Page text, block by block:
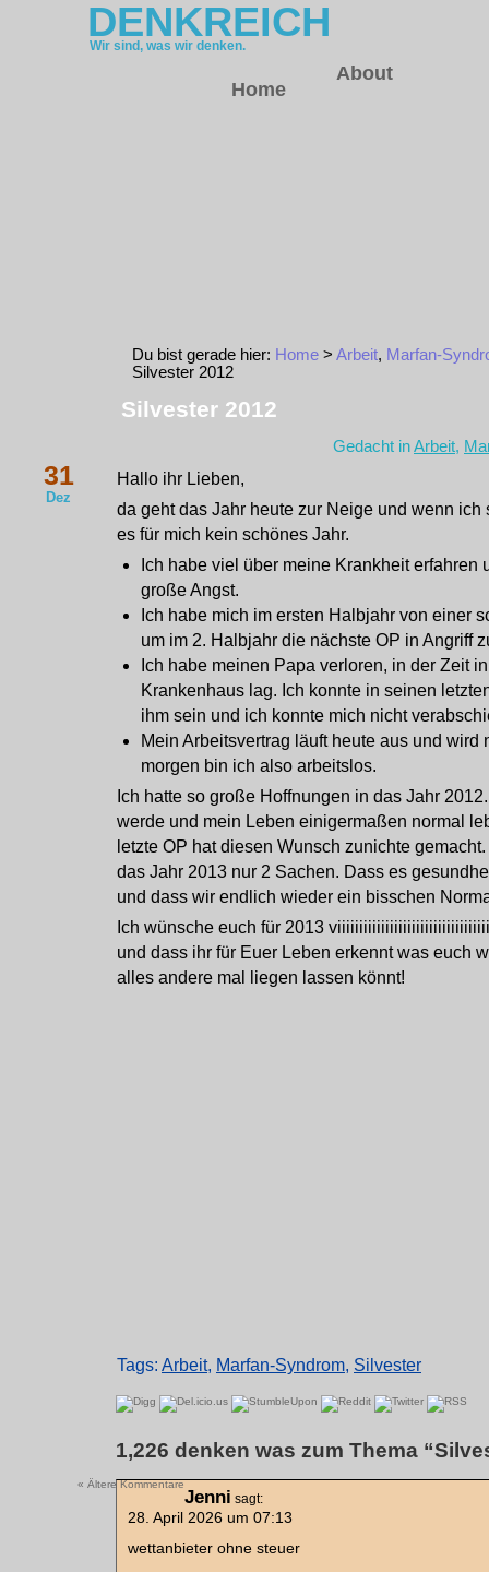
DENKREICH
Wir sind, was wir denken.
Home
About
Du bist gerade hier: Home > Arbeit, Marfan-
Silvester 2012
Silvester 2012
Gedacht inArbeit,
31
Dez
Hallo ihr Lieben,
da geht das Jahr heute zur Neige und wenn ich
es für mich kein schönes Jahr.
Ich habe viel über meine Krankheit erfahren
große Angst.
Ich habe mich im ersten Halbjahr von einer
um im 2. Halbjahr die nächste OP in Angriff
Ich habe meinen Papa verloren, in der Zeit
Krankenhaus lag. Ich konnte in seinen
ihm sein und ich konnte mich nicht
Mein Arbeitsvertrag läuft heute aus und wird
morgen bin ich also arbeitslos.
Ich hatte so große Hoffnungen in das Jahr
werde und mein Leben einigermaßen normal
letzte OP hat diesen Wunsch zunichte
das Jahr 2013 nur 2 Sachen. Dass es
und dass wir endlich wieder ein bisschen
Ich wünsche euch für 2013
und dass ihr für Euer Leben erkennt was euch
alles andere mal liegen lassen könnt!
Tags: Arbeit, Marfan-Syndrom, Silvester
1,226 denken was zum Thema
« Ältere Kommentare
Jenni sagt:
28. April 2026 um 07:13
wettanbieter ohne steuer